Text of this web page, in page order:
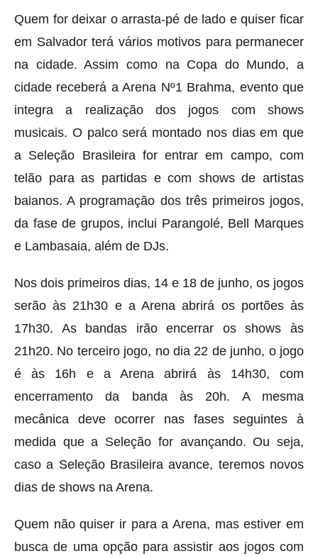
Quem for deixar o arrasta-pé de lado e quiser ficar
em Salvador terá vários motivos para permanecer
na cidade. Assim como na Copa do Mundo, a
cidade receberá a Arena Nº1 Brahma, evento que
integra a realização dos jogos com shows
musicais. O palco será montado nos dias em que
a Seleção Brasileira for entrar em campo, com
telão para as partidas e com shows de artistas
baianos. A programação dos três primeiros jogos,
da fase de grupos, inclui Parangolé, Bell Marques
e Lambasaia, além de DJs.
Nos dois primeiros dias, 14 e 18 de junho, os jogos
serão às 21h30 e a Arena abrirá os portões às
17h30. As bandas irão encerrar os shows às
21h20. No terceiro jogo, no dia 22 de junho, o jogo
é às 16h e a Arena abrirá às 14h30, com
encerramento da banda às 20h. A mesma
mecânica deve ocorrer nas fases seguintes à
medida que a Seleção for avançando. Ou seja,
caso a Seleção Brasileira avance, teremos novos
dias de shows na Arena.
Quem não quiser ir para a Arena, mas estiver em
busca de uma opção para assistir aos jogos com